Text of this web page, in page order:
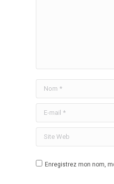
Nom *
E-mail *
Site Web
Enregistrez mon nom,